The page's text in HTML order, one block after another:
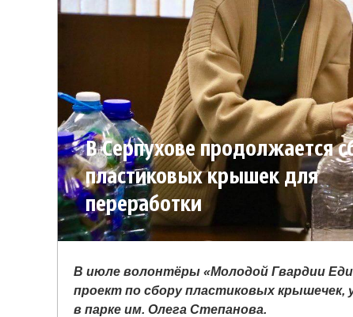
В Серпухове продолжается
пластиковых крышек для
переработки
В июле волонтёры «Молодой Гвардии
проект по сбору пластиковых крышечек,
в парке им. Олега Степанова.